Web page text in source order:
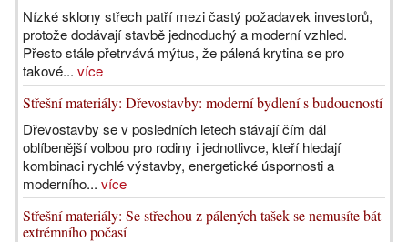
Nízké sklony střech patří mezi častý požadavek investorů,
protože dodávají stavbě jednoduchý a moderní vzhled.
Přesto stále přetrvává mýtus, že pálená krytina se pro
takové... více
Střešní materiály: Dřevostavby: moderní bydlení s budoucností
Dřevostavby se v posledních letech stávají čím dál
oblíbenější volbou pro rodiny i jednotlivce, kteří hledají
kombinaci rychlé výstavby, energetické úspornosti a
moderního... více
Střešní materiály: Se střechou z pálených tašek se nemusíte bát
extrémního počasí